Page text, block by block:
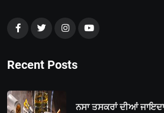
Recent Posts
ਨਸਾ ਤਸਕਰਾਂ ਦੀਆਂ